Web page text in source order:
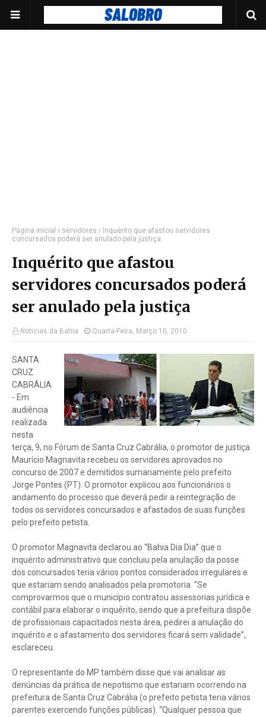
Página inicial servidores
Inquérito que afastou servidores
concursados poderá ser anulado pela justiça
Inquérito que afastou
servidores concursados poderá
ser anulado pela justiça
Noticias da Bahia Quarta-Feira, Março 10, 2010
SANTA
CRUZ
CABRÁLIA
- Em
audiência
realizada
nesta
terça, 9, no Fórum de Santa Cruz Cabrália, o promotor de justiça
Maurício Magnavita recebeu os servidores aprovados no
concurso de 2007 e demitidos sumariamente pelo prefeito
Jorge Pontes (PT). O promotor explicou aos funcionários o
andamento do processo que deverá pedir a reintegração de
todos os servidores concursados e afastados de suas funções
pelo prefeito petista.
O promotor Magnavita declarou ao “Bahia Dia Dia” que o
inquérito administrativo que concluiu pela anulação da posse
dos concursados teria vários pontos considerados irregulares e
que estariam sendo analisados pela promotoria. “Se
comprovarmos que o município contratou assessorias jurídica e
contábil para elaborar o inquérito, sendo que a prefeitura dispõe
de profissionais capacitados nesta área, pedirei a anulação do
inquérito e o afastamento dos servidores ficará sem validade”,
esclareceu.
O representante do MP também disse que vai analisar as
denúncias da prática de nepotismo que estariam ocorrendo na
prefeitura de Santa Cruz Cabrália (o prefeito petista teria vários
parentes exercendo funções públicas). “Qualquer pessoa que